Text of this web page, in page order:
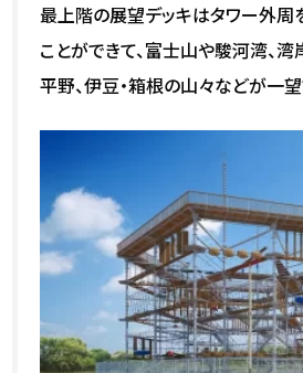
最上階の展望デッキはタワー外周
ことができて、富士山や駿河湾、
平野、伊豆・箱根の山々などが一望